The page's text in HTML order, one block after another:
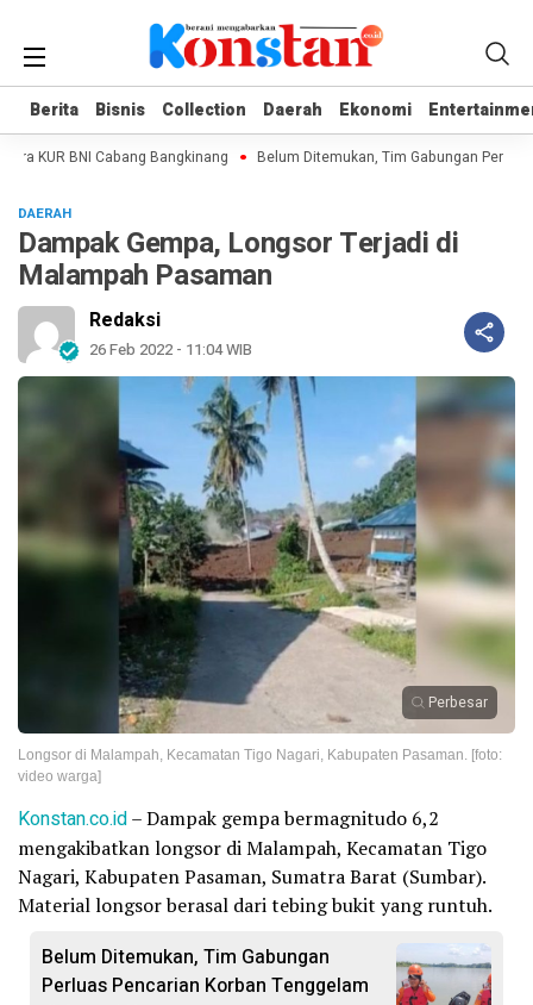
Berita Bisnis Collection Daerah Ekonomi
Berita Bisnis Collection Daerah Ekonomi
KUR BNI Cabang Bangkinang Belum Ditemukan, Tim Gabungan Perluas
DAERAH
Dampak Gempa, Longsor Terjadi di
Malampah Pasaman
Redaksi
26 Feb 2022 - 11:04 WIB
Perbesar
Longsor di Malampah, Kecamatan Tigo Nagari, Kabupaten Pasaman. [foto:
video warga]
Konstan.co.id– Dampak gempa bermagnitudo 6,2
mengakibatkan longsor di Malampah, Kecamatan Tigo
Nagari, Kabupaten Pasaman, Sumatra Barat (Sumbar).
Material longsor berasal dari tebing bukit yang runtuh.
Belum Ditemukan, Tim Gabungan
Perluas Pencarian Korban Tenggelam